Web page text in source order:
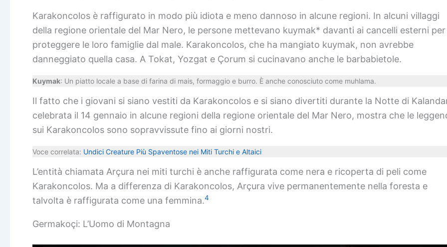
Karakoncolos è raffigurato in modo più idiota e meno dannoso in alcune regioni. In alcuni villaggi
della regione orientale del Mar Nero, le persone mettevano kuymak* davanti ai cancelli esterni per
proteggere le loro famiglie dal male. Karakoncolos, che ha mangiato kuymak, non avrebbe
danneggiato quella casa. A Tokat, Yozgat e Çorum si cucinavano anche le barbabietole.
Kuymak: Un piatto locale a base di farina di mais, formaggio e burro. È anche conosciuto come muhlama.
Il fatto che i giovani si siano vestiti da Karakoncolos e si siano divertiti durante la Notte di
celebrata il 14 gennaio in alcune regioni della regione orientale del Mar Nero, mostra che le
sui Karakoncolos sono sopravvissute fino ai giorni nostri.
Voce correlata: Undici Creature Più Spaventose nei Miti Turchi e Altaici
L’entità chiamata Arçura nei miti turchi è anche raffigurata come nera e ricoperta di peli come
Karakoncolos. Ma a differenza di Karakoncolos, Arçura vive permanentemente nella foresta e
talvolta è raffigurata come una femmina.4
Germakoçi: L’Uomo di Montagna